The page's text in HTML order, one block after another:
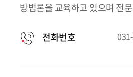
방법론을 교육하고 있으며 전
전화번호